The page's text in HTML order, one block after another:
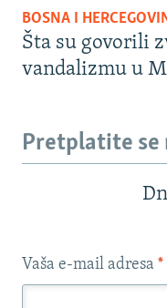
BOSNA I
Šta su govorili
vandalizmu u
Pretplatite se
Vaša e-mail adresa *